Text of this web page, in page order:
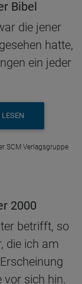
Bibel
die jener
hatte,
ein jeder
SCM Verlagsgruppe
2000
betrifft, so
die ich am
vor sich hin.